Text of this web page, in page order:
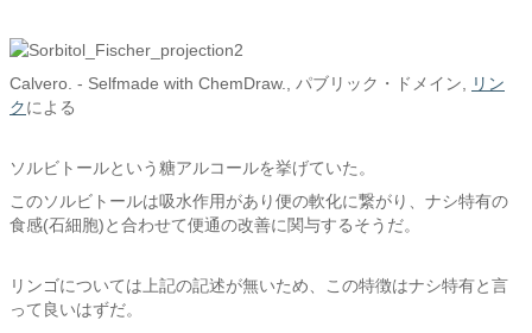
Calvero. - Selfmade with ChemDraw., パブリック・ドメイン,
リン
クによる
ソルビトールという糖アルコールを挙げていた。
このソルビトールは吸水作用があり便の軟化に繋がり、ナシ特有の
食感(石細胞)と合わせて便通の改善に関与するそうだ。
リンゴについては上記の記述が無いため、この特徴はナシ特有と言
って良いはずだ。